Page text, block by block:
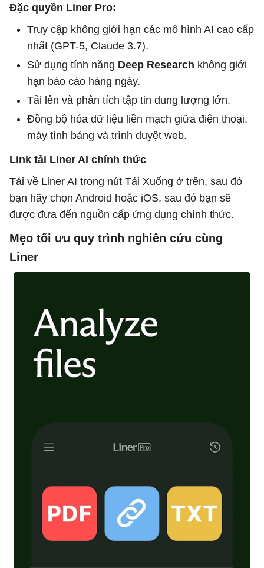
Đặc quyền Liner Pro:
Truy cập không giới hạn các mô hình AI cao cấp
nhất (GPT-5, Claude 3.7).
Sử dụng tính năng Deep Research không giới
hạn báo cáo hàng ngày.
Tải lên và phân tích tập tin dung lượng lớn.
Đồng bộ hóa dữ liệu liền mạch giữa điện thoại,
máy tính bảng và trình duyệt web.
Link tải Liner AI chính thức
Tải về Liner AI trong nút Tải Xuống ở trên, sau đó
bạn hãy chọn Android hoặc iOS, sau đó bạn sẽ
được đưa đến nguồn cấp ứng dụng chính thức.
Mẹo tối ưu quy trình nghiên cứu cùng
Liner